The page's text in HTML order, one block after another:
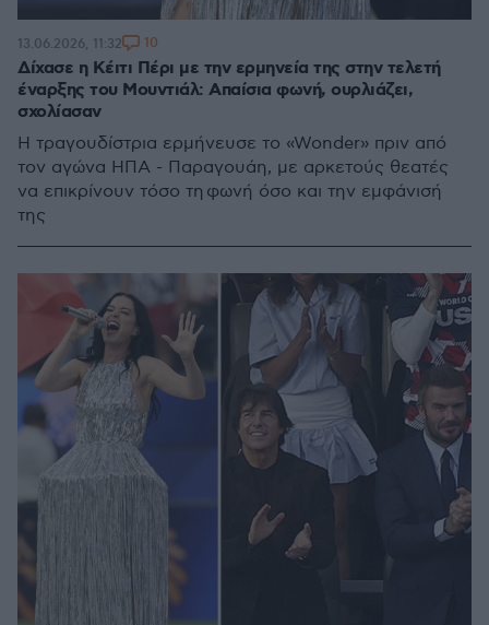
Δίχασε η Κέιτι Πέρι με την ερμηνεία της στην τελετή
έναρξης του Μουντιάλ: Απαίσια φωνή, ουρλιάζει,
σχολίασαν
Η τραγουδίστρια ερμήνευσε το «Wonder» πριν από
τον αγώνα ΗΠΑ - Παραγουάη, με αρκετούς θεατές
να επικρίνουν τόσο τη φωνή όσο και την εμφάνισή
της
13.06.2026, 11:32 10